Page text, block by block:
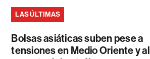
LAS ÚLTIMAS
Bolsas asiáticas suben pese a
tensiones en Medio Oriente y al